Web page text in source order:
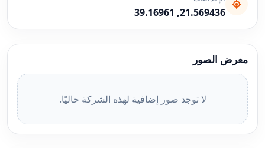
21.569436, 39.16961
معرض الصور
لا توجد صور إضافية لهذه الشركة حاليًا.